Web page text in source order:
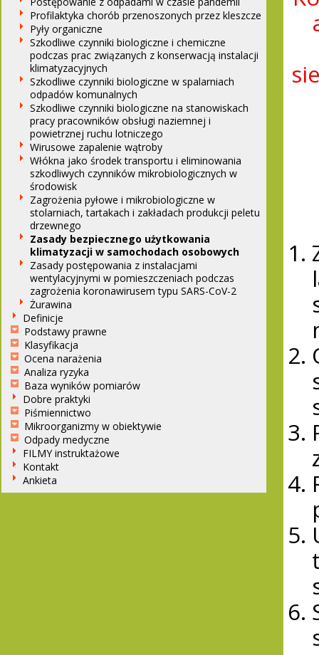
Profilaktyka chorób przenoszonych przez kleszcze
Pyły organiczne
Szkodliwe czynniki biologiczne i chemiczne
podczas prac związanych z konserwacją instalacji
klimatyzacyjnych
Szkodliwe czynniki biologiczne w spalarniach
odpadów komunalnych
Szkodliwe czynniki biologiczne na stanowiskach
pracy pracowników obsługi naziemnej i
powietrznej ruchu lotniczego
Wirusowe zapalenie wątroby
Włókna jako środek transportu i eliminowania
szkodliwych czynników mikrobiologicznych w
środowisk
Zagrożenia pyłowe i mikrobiologiczne w
stolarniach, tartakach i zakładach produkcji peletu
drzewnego
Zasady bezpiecznego użytkowania
klimatyzacji w samochodach osobowych
Zasady postępowania z instalacjami
wentylacyjnymi w pomieszczeniach podczas
zagrożenia koronawirusem typu SARS-CoV-2
Żurawina
Definicje
Podstawy prawne
Klasyfikacja
Ocena narażenia
Analiza ryzyka
Baza wyników pomiarów
Dobre praktyki
Piśmiennictwo
Mikroorganizmy w obiektywie
Odpady medyczne
FILMY instruktażowe
Kontakt
Ankieta